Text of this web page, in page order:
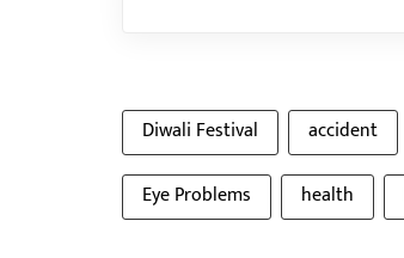
Diwali Festival accident
Eye Problems
health